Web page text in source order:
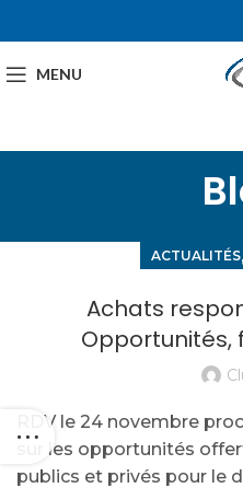
MENU
ACTUALITÉS,
Achats
Opportunités,
RDV le 24 novembre
sur les opportunités
publics et privés pour le